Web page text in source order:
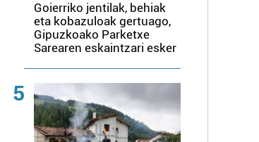
Goierriko jentilak, behiak
eta kobazuloak gertuago,
Gipuzkoako Parketxe
Sarearen eskaintzari esker
5